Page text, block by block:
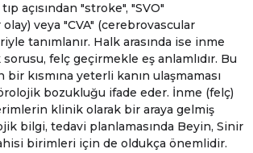
açısından "stroke", "SVO"
veya "CVA" (cerebrovascular
tanımlanır. Halk arasında ise inme
felç geçirmekle eş anlamlıdır. Bu
kısmına yeterli kanın ulaşmaması
bozukluğu ifade eder. İnme (felç)
klinik olarak bir araya gelmiş
bilgi, tedavi planlamasında Beyin, Sinir
birimleri için de oldukça önemlidir.